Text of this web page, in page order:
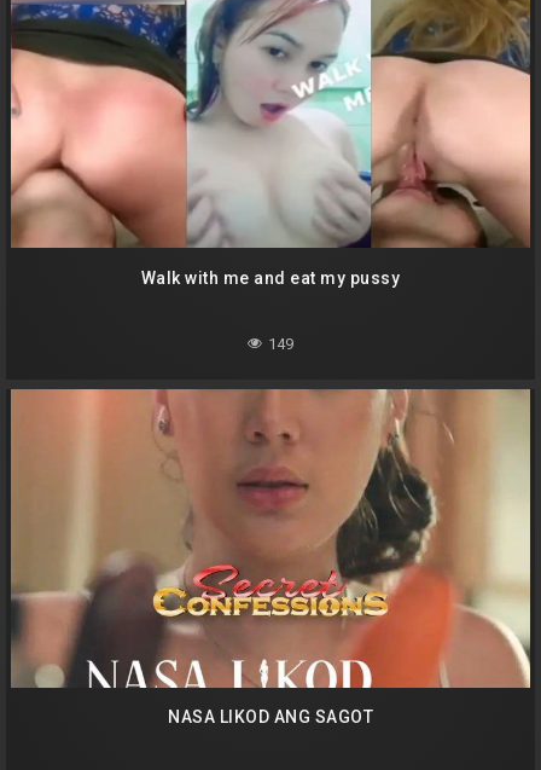
Walk with me and eat my pussy
149
NASA LIKOD ANG SAGOT